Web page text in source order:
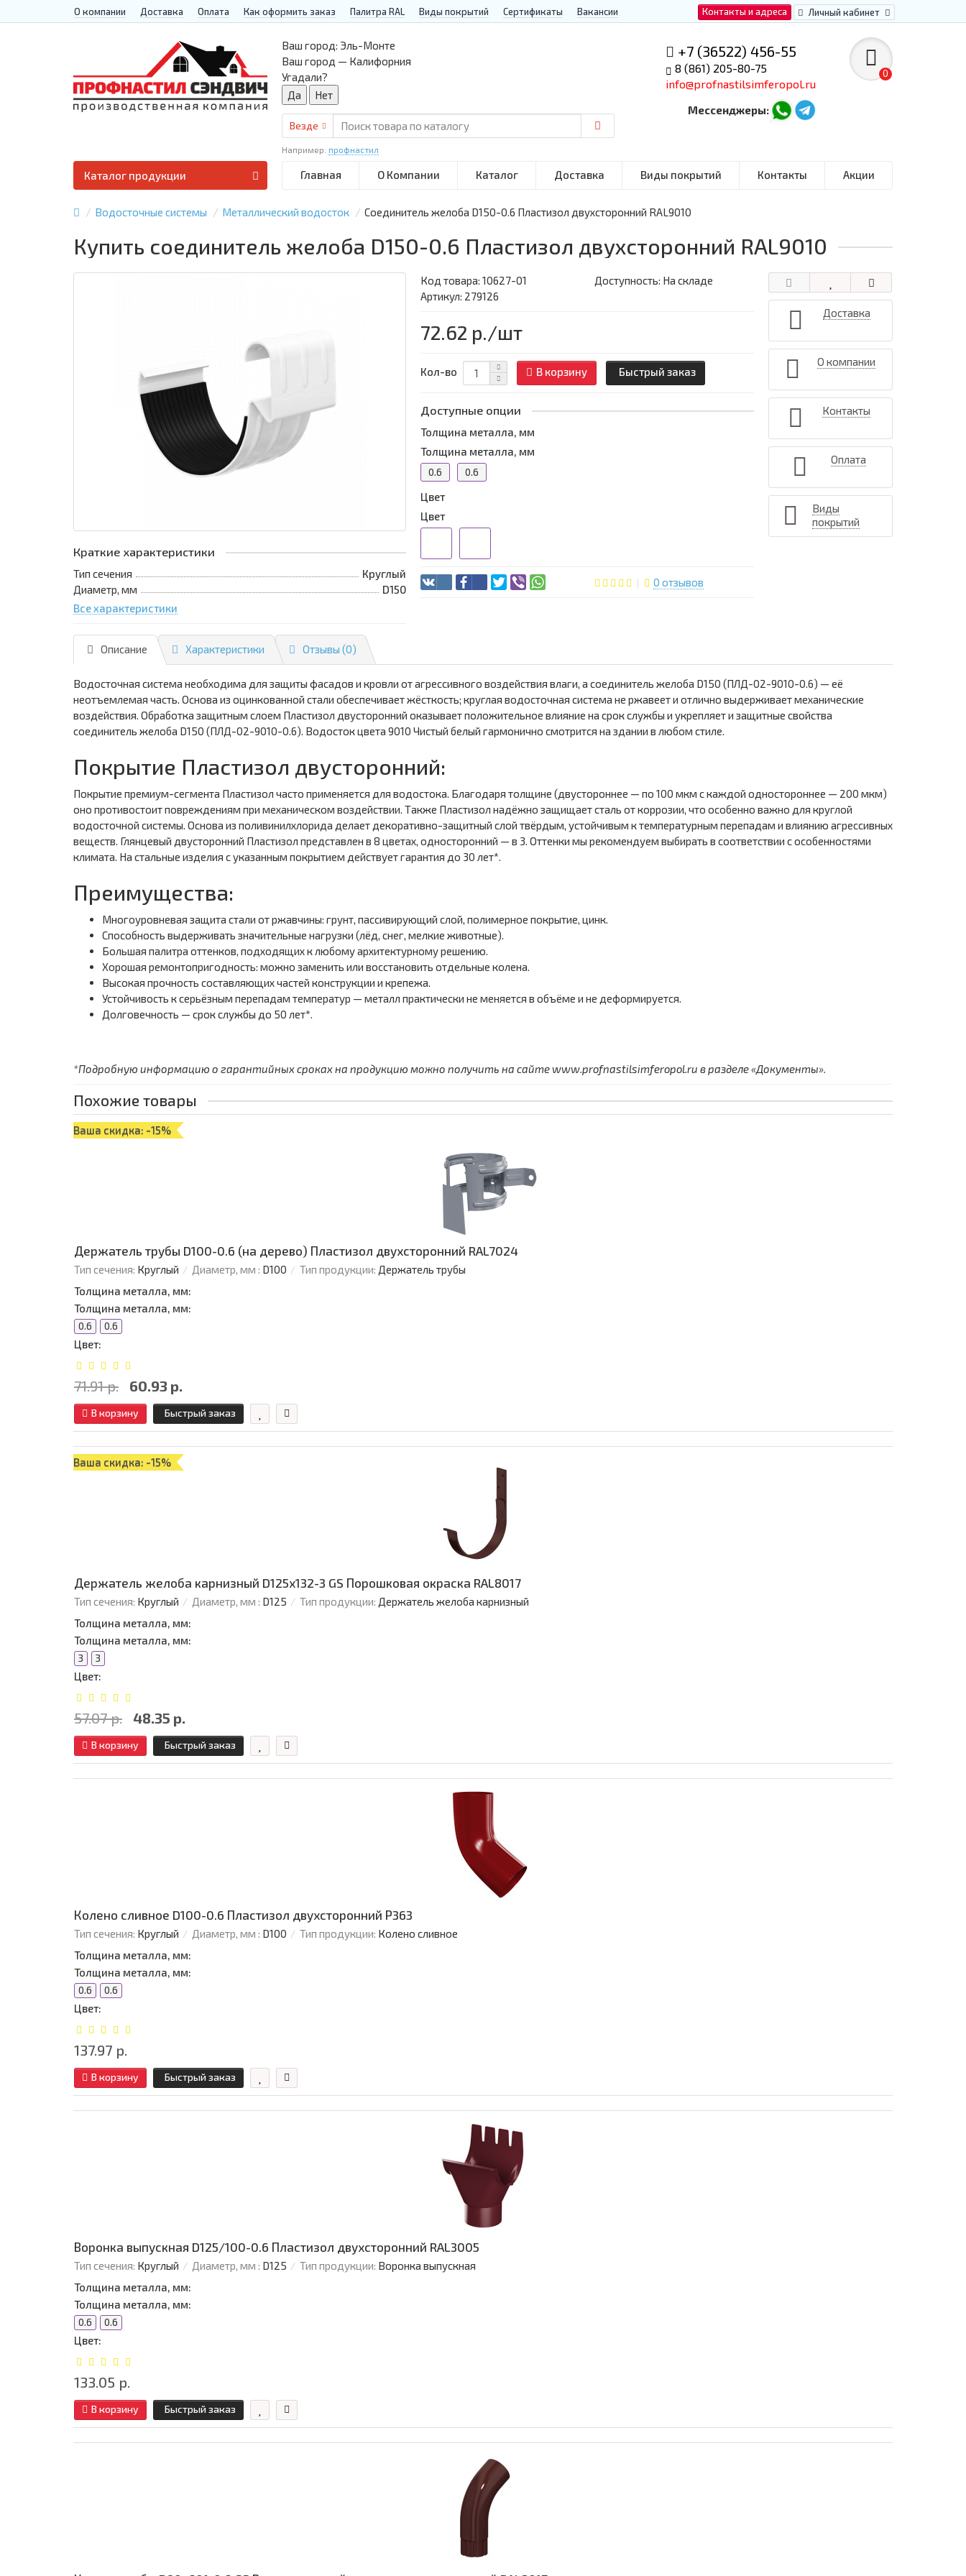
Контакты и адреса Личный кабинет
О компании Доставка Оплата Как оформить заказ Палитра RAL Виды покрытий Сертификаты Вакансии
+7 (36522) 456-55
8 (861) 205-80-75
info@profnastilsimferopol.ru
Мессенджеры:
0
Ваш город: Эль-Монте
Ваш город — Калифорния
Угадали?
Везде
Например: профнастил
Главная О Компании Каталог Доставка Виды покрытий Контакты Акции
Каталог продукции
Водосточные системы Металлический водосток Соединитель желоба D150-0.6 Пластизол двухсторонний RAL9010
Купить соединитель желоба D150-0.6 Пластизол двухсторонний RAL9010
Краткие характеристики
Тип сечения
Круглый
Диаметр, мм
D150
Все характеристики
Код товара:10627-01
Доступность: На складе
Артикул: 279126
72.62 р./шт
Кол-во В корзину Быстрый заказ
Доступные опции
Толщина металла, мм
Толщина металла, мм
0.6 0.6
Цвет
Цвет
0 отзывов
Доставка
О компании
Контакты
Оплата
Виды
покрытий
Описание Характеристики Отзывы (0)
Водосточная система необходима для защиты фасадов и кровли от агрессивного воздействия влаги, а соединитель желоба D150 (ПЛД-02-9010-0.6) — её
неотъемлемая часть. Основа из оцинкованной стали обеспечивает жёсткость; круглая водосточная система не ржавеет и отлично выдерживает механические
воздействия. Обработка защитным слоем Пластизол двусторонний оказывает положительное влияние на срок службы и укрепляет и защитные свойства
соединитель желоба D150 (ПЛД-02-9010-0.6). Водосток цвета 9010 Чистый белый гармонично смотрится на здании в любом стиле.
Покрытие Пластизол двусторонний:
Покрытие премиум-сегмента Пластизол часто применяется для водостока. Благодаря толщине (двустороннее — по 100 мкм с каждой одностороннее — 200 мкм)
оно противостоит повреждениям при механическом воздействии. Также Пластизол надёжно защищает сталь от коррозии, что особенно важно для круглой
водосточной системы. Основа из поливинилхлорида делает декоративно-защитный слой твёрдым, устойчивым к температурным перепадам и влиянию агрессивных
веществ. Глянцевый двусторонний Пластизол представлен в 8 цветах, односторонний — в 3. Оттенки мы рекомендуем выбирать в соответствии с особенностями
климата. На стальные изделия с указанным покрытием действует гарантия до 30 лет*.
Преимущества:
Многоуровневая защита стали от ржавчины: грунт, пассивирующий слой, полимерное покрытие, цинк.
Способность выдерживать значительные нагрузки (лёд, снег, мелкие животные).
Большая палитра оттенков, подходящих к любому архитектурному решению.
Хорошая ремонтопригодность: можно заменить или восстановить отдельные колена.
Высокая прочность составляющих частей конструкции и крепежа.
Устойчивость к серьёзным перепадам температур — металл практически не меняется в объёме и не деформируется.
Долговечность — срок службы до 50 лет*.
*Подробную информацию о гарантийных сроках на продукцию можно получить на сайте www.profnastilsimferopol.ru в разделе «Документы».
Похожие товары
Ваша скидка: -15%
Держатель трубы D100-0.6 (на дерево) Пластизол двухсторонний RAL7024
Тип сечения: Круглый Диаметр, мм : D100 Тип продукции: Держатель трубы
Толщина металла, мм:
Толщина металла, мм:
0.6 0.6
Цвет:
71.91 р. 60.93 р.
В корзину Быстрый заказ
Ваша скидка: -15%
Держатель желоба карнизный D125х132-3 GS Порошковая окраска RAL8017
Тип сечения: Круглый Диаметр, мм : D125 Тип продукции: Держатель желоба карнизный
Толщина металла, мм:
Толщина металла, мм:
3 3
Цвет:
57.07 р. 48.35 р.
В корзину Быстрый заказ
Колено сливное D100-0.6 Пластизол двухсторонний Р363
Тип сечения: Круглый Диаметр, мм : D100 Тип продукции: Колено сливное
Толщина металла, мм:
Толщина металла, мм:
0.6 0.6
Цвет:
137.97 р.
В корзину Быстрый заказ
Воронка выпускная D125/100-0.6 Пластизол двухсторонний RAL3005
Тип сечения: Круглый Диаметр, мм : D125 Тип продукции: Воронка выпускная
Толщина металла, мм:
Толщина металла, мм:
0.6 0.6
Цвет:
133.05 р.
В корзину Быстрый заказ